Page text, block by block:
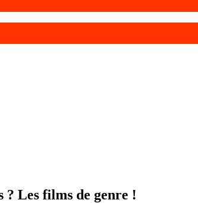
? Les films de genre !